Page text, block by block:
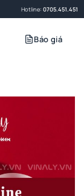
Hotline: 0705.451.451
Báo giá